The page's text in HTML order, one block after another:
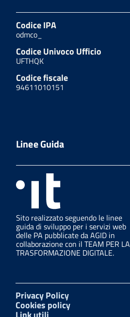
Codice IPA
odmco_
Codice Univoco Ufficio
UFTHQK
Codice fiscale
94611010151
Linee Guida
Sito realizzato seguendo le linee
guida di sviluppo per i servizi web
delle PA pubblicate da AGID in
collaborazione con il TEAM PER LA
TRASFORMAZIONE DIGITALE.
Privacy Policy
Cookies policy